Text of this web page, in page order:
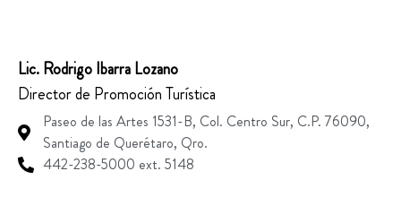
Lic. Rodrigo Ibarra Lozano
Director de Promoción Turística
Paseo de las Artes 1531-B, Col. Centro Sur, C.P. 76090,
Santiago de Querétaro, Qro.
442-238-5000 ext. 5148